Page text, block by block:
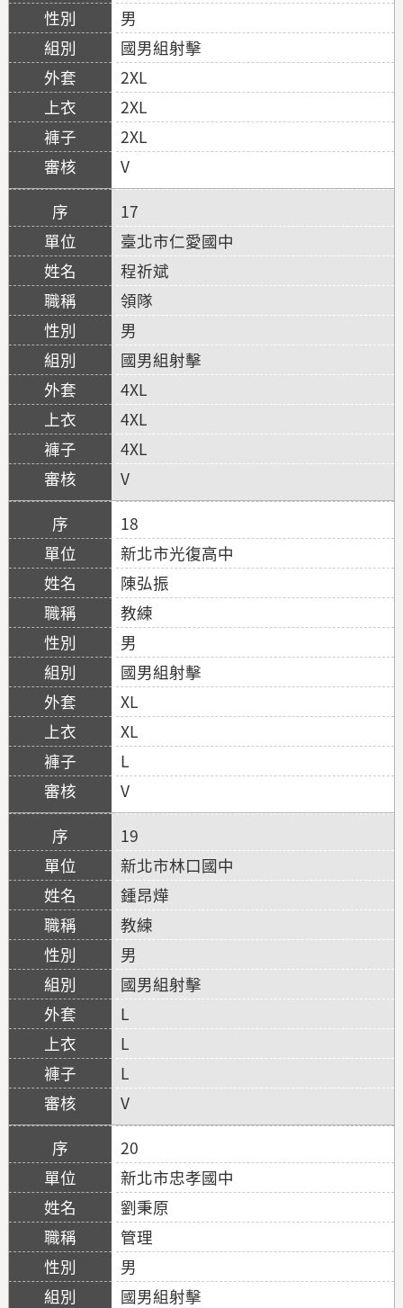
男
國男組射擊
2XL
2XL
2XL
V
17
臺北市仁愛國中
程祈斌
領隊
男
國男組射擊
4XL
4XL
4XL
V
18
新北市光復高中
陳弘振
教練
男
國男組射擊
XL
XL
L
V
19
新北市林口國中
鍾昂燁
教練
男
國男組射擊
L
L
L
V
20
新北市忠孝國中
劉秉原
管理
男
國男組射擊